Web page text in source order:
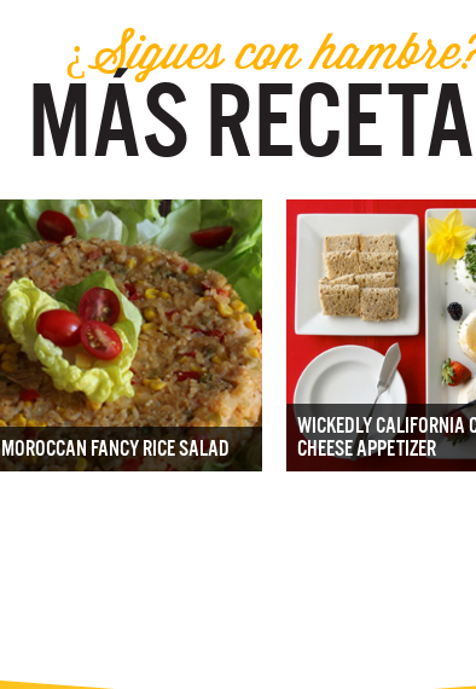
¿Sigues con
MÁS
MOROCCAN FANCY RICE SALAD
WICKEDLY CALIFORNIA
CHEESE APPETIZER